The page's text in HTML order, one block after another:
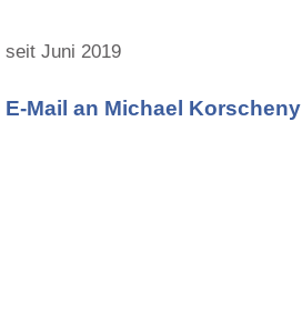
seit Juni 2019
E-Mail an Michael Korscheny